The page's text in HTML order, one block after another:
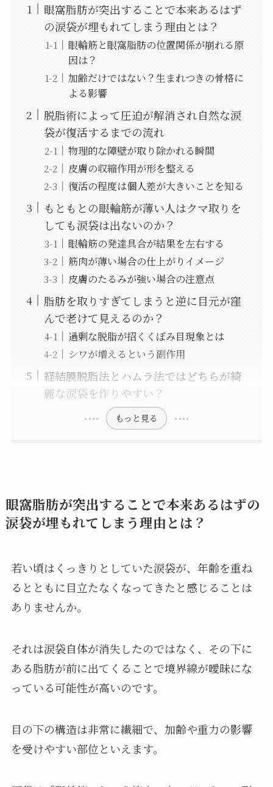
眼窩脂肪が突出することで本来あるはず
の涙袋が埋もれてしまう理由とは？
眼輪筋と眼窩脂肪の位置関係が崩れる原
因は？
加齢だけではない？生まれつきの骨格に
よる影響
脱脂術によって圧迫が解消され自然な涙
袋が復活するまでの流れ
物理的な障壁が取り除かれる瞬間
皮膚の収縮作用が形を整える
復活の程度は個人差が大きいことを知る
もともとの眼輪筋が薄い人はクマ取りを
しても涙袋は出ないのか？
眼輪筋の発達具合が結果を左右する
筋肉が薄い場合の仕上がりイメージ
皮膚のたるみが強い場合の注意点
脂肪を取りすぎてしまうと逆に目元が窪
んで老けて見えるのか？
過剰な脱脂が招くくぼみ目現象とは
シワが増えるという副作用
経結膜脱脂法とハムラ法ではどちらが綺
麗な涙袋を作りやすい？
もっと見る
眼窩脂肪が突出することで本来あるはずの
涙袋が埋もれてしまう理由とは？
若い頃はくっきりとしていた涙袋が、年齢を重ね
るとともに目立たなくなってきたと感じることは
ありませんか。
それは涙袋自体が消失したのではなく、その下に
ある脂肪が前に出てくることで境界線が曖昧にな
っている可能性が高いのです。
目の下の構造は非常に繊細で、加齢や重力の影響
を受けやすい部位といえます。